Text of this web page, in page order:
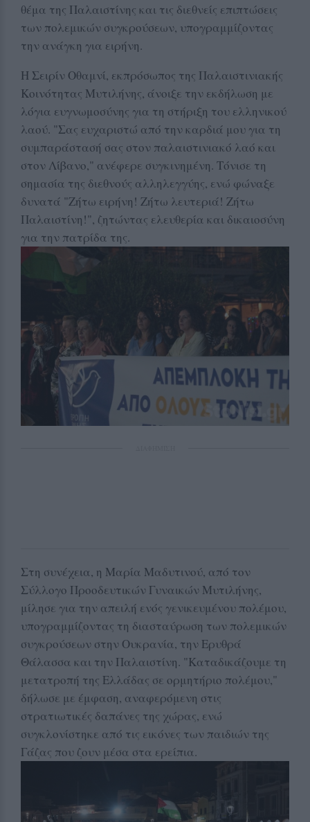
θέμα της Παλαιστίνης και τις διεθνείς επιπτώσεις
των πολεμικών συγκρούσεων, υπογραμμίζοντας
την ανάγκη για ειρήνη.
Η Σειρίν Οθαμνί, εκπρόσωπος της Παλαιστινιακής
Κοινότητας Μυτιλήνης, άνοιξε την εκδήλωση με
λόγια ευγνωμοσύνης για τη στήριξη του ελληνικού
λαού. "Σας ευχαριστώ από την καρδιά μου για τη
συμπαράστασή σας στον παλαιστινιακό λαό και
στον Λίβανο," ανέφερε συγκινημένη. Τόνισε τη
σημασία της διεθνούς αλληλεγγύης, ενώ φώναξε
δυνατά "Ζήτω ειρήνη! Ζήτω λευτεριά! Ζήτω
Παλαιστίνη!", ζητώντας ελευθερία και δικαιοσύνη
για την πατρίδα της.
Στη συνέχεια, η Μαρία Μαδυτινού, από τον
Σύλλογο Προοδευτικών Γυναικών Μυτιλήνης,
μίλησε για την απειλή ενός γενικευμένου πολέμου,
υπογραμμίζοντας τη διασταύρωση των πολεμικών
συγκρούσεων στην Ουκρανία, την Ερυθρά
Θάλασσα και την Παλαιστίνη. "Καταδικάζουμε τη
μετατροπή της Ελλάδας σε ορμητήριο πολέμου,"
δήλωσε με έμφαση, αναφερόμενη στις
στρατιωτικές δαπάνες της χώρας, ενώ
συγκλονίστηκε από τις εικόνες των παιδιών της
Γάζας που ζουν μέσα στα ερείπια.